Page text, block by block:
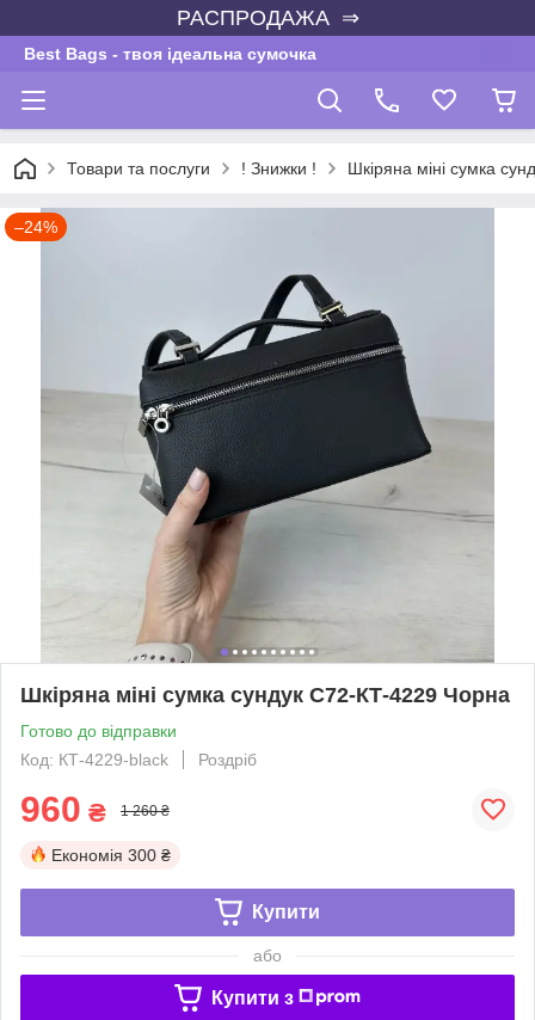
РАСПРОДАЖА ⇒
Best Bags - твоя ідеальна сумочка
Товари та послуги ! Знижки ! Шкіряна міні сумка
–24%
Шкіряна міні сумка сундук С72-КТ-4229 Чорна
Готово до відправки
Код: КТ-4229-black
Роздріб
960 ₴ 1 260 ₴
Економія 300 ₴
Купити
або
Купити з